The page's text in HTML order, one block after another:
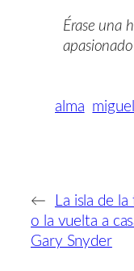
Érase una
alma
←
La isla de
o la vuelta a
Gary Snyder